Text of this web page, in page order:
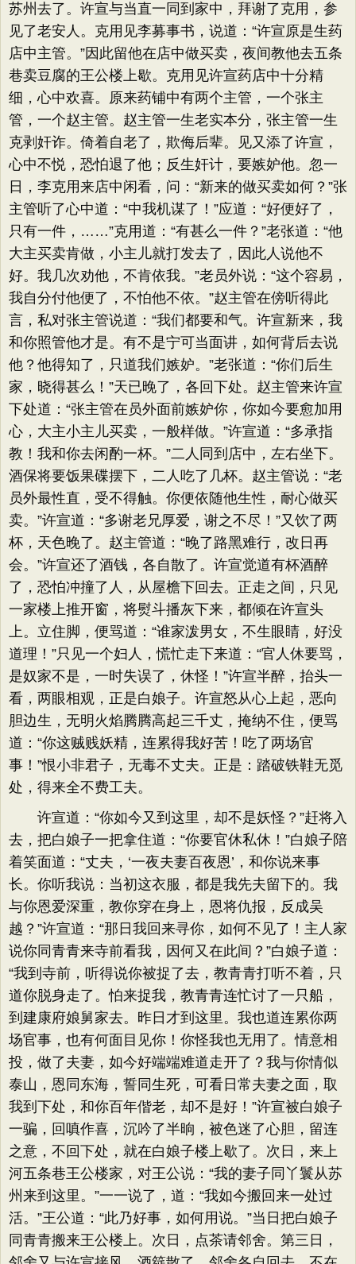
苏州去了。许宣与当直一同到家中，拜谢了克用，参
见了老安人。克用见李募事书，说道：​“许宣原是生药
店中主管。​”因此留他在店中做买卖，夜间教他去五条
巷卖豆腐的王公楼上歇。克用见许宣药店中十分精
细，心中欢喜。原来药铺中有两个主管，一个张主
管，一个赵主管。赵主管一生老实本分，张主管一生
克剥奸诈。倚着自老了，欺侮后辈。见又添了许宣，
心中不悦，恐怕退了他；反生奸计，要嫉妒他。忽一
日，李克用来店中闲看，问：​“新来的做买卖如何？​”张
主管听了心中道：​“中我机谋了！”应道：​“好便好了，
只有一件，……”克用道：​“有甚么一件？​”老张道：​“他
大主买卖肯做，小主儿就打发去了，因此人说他不
好。我几次劝他，不肯依我。​”老员外说：​“这个容易，
我自分付他便了，不怕他不依。​”赵主管在傍听得此
言，私对张主管说道：​“我们都要和气。许宣新来，我
和你照管他才是。有不是宁可当面讲，如何背后去说
他？他得知了，只道我们嫉妒。​”老张道：​“你们后生
家，晓得甚么！”天已晚了，各回下处。赵主管来许宣
下处道：​“张主管在员外面前嫉妒你，你如今要愈加用
心，大主小主儿买卖，一般样做。​”许宣道：​“多承指
教！我和你去闲酌一杯。​”二人同到店中，左右坐下。
酒保将要饭果碟摆下，二人吃了几杯。赵主管说：​“老
员外最性直，受不得触。你便依随他生性，耐心做买
卖。​”许宣道：​“多谢老兄厚爱，谢之不尽！”又饮了两
杯，天色晚了。赵主管道：​“晚了路黑难行，改日再
会。​”许宣还了酒钱，各自散了。许宣觉道有杯酒醉
了，恐怕冲撞了人，从屋檐下回去。正走之间，只见
一家楼上推开窗，将熨斗播灰下来，都倾在许宣头
上。立住脚，便骂道：​“谁家泼男女，不生眼睛，好没
道理！”只见一个妇人，慌忙走下来道：​“官人休要骂，
是奴家不是，一时失误了，休怪！”许宣半醉，抬头一
看，两眼相观，正是白娘子。许宣怒从心上起，恶向
胆边生，无明火焰腾腾高起三千丈，掩纳不住，便骂
道：​“你这贼贱妖精，连累得我好苦！吃了两场官
事！”恨小非君子，无毒不丈夫。正是：踏破铁鞋无觅
处，得来全不费工夫。
许宣道：​“你如今又到这里，却不是妖怪？​”赶将入
去，把白娘子一把拿住道：​“你要官休私休！”白娘子陪
着笑面道：​“丈夫，‘一夜夫妻百夜恩’，和你说来事
长。你听我说：当初这衣服，都是我先夫留下的。我
与你恩爱深重，教你穿在身上，恩将仇报，反成吴
越？​”许宣道：​“那日我回来寻你，如何不见了！主人家
说你同青青来寺前看我，因何又在此间？​”白娘子道：​
“我到寺前，听得说你被捉了去，教青青打听不着，只
道你脱身走了。怕来捉我，教青青连忙讨了一只船，
到建康府娘舅家去。昨日才到这里。我也道连累你两
场官事，也有何面目见你！你怪我也无用了。情意相
投，做了夫妻，如今好端端难道走开了？我与你情似
泰山，恩同东海，誓同生死，可看日常夫妻之面，取
我到下处，和你百年偕老，却不是好！”许宣被白娘子
一骗，回嗔作喜，沉吟了半晌，被色迷了心胆，留连
之意，不回下处，就在白娘子楼上歇了。次日，来上
河五条巷王公楼家，对王公说：​“我的妻子同丫鬟从苏
州来到这里。​”一一说了，道：​“我如今搬回来一处过
活。​”王公道：​“此乃好事，如何用说。​”当日把白娘子
同青青搬来王公楼上。次日，点茶请邻舍。第三日，